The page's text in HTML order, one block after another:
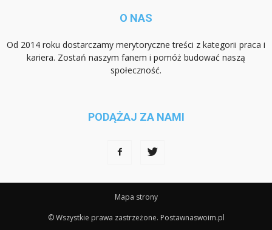
O NAS
Od 2014 roku dostarczamy merytoryczne treści z kategorii praca i
kariera. Zostań naszym fanem i pomóż budować naszą
społeczność.
PODĄŻAJ ZA NAMI
Mapa strony
© Wszystkie prawa zastrzeżone. Postawnaswoim.pl